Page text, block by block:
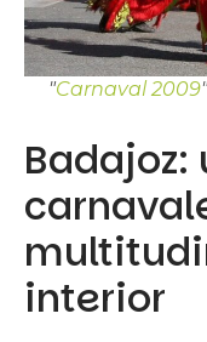
"Carnaval 2009
Badajoz:
interior